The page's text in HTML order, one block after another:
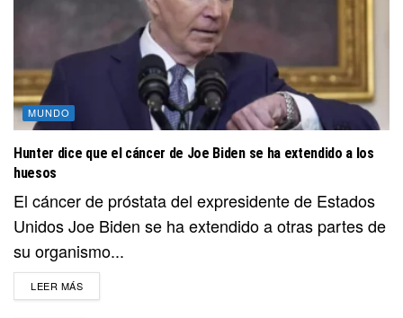
MUNDO
Hunter dice que el cáncer de Joe Biden se ha extendido a los
huesos
El cáncer de próstata del expresidente de Estados
Unidos Joe Biden se ha extendido a otras partes de
su organismo...
LEER MÁSDETAILS